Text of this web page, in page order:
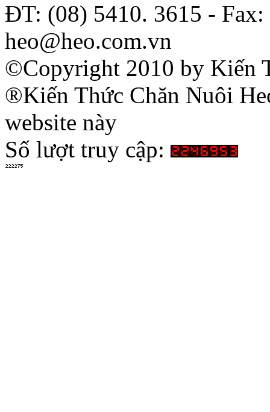
ĐT: (08) 5410. 3615 -
heo@heo.com.vn
©Copyright 2010 by Kiến
®Kiến Thức Chăn Nuôi
website này
Số lượt truy cập: